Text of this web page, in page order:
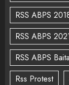
RSS ABPS
RSS ABPS
RSS ABPS
Rss Protest